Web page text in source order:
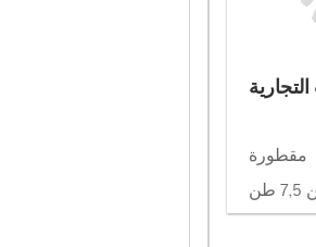
مقطورة